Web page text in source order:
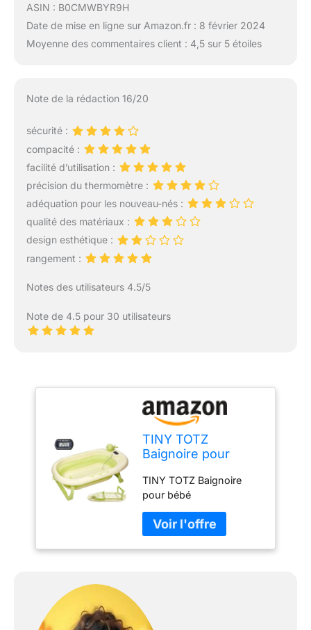
ASIN : B0CMWBYR9H
Date de mise en ligne sur Amazon.fr : 8 février 2024
Moyenne des commentaires client : 4,5 sur 5 étoiles
Note de la rédaction 16/20
sécurité :
compacité :
facilité d’utilisation :
précision du thermomètre :
adéquation pour les nouveau-nés :
qualité des matériaux :
design esthétique :
rangement :
Notes des utilisateurs 4.5/5
Note de 4.5 pour 30 utilisateurs
TINY TOTZ
Baignoire pour
TINY TOTZ Baignoire
pour bébé